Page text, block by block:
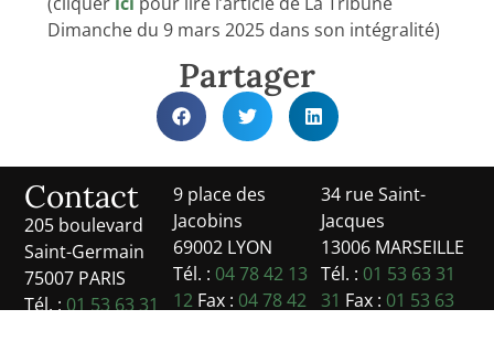
Dimanche du 9 mars 2025 dans son intégralité)
Partager
Contact
205 boulevard
Saint-Germain
75007 PARIS
Tél. :01 53 63 31
9 place des
Jacobins
69002 LYON
Tél. : 04 78 42 13
12Fax : 04 78 42
34 rue Saint-
Jacques
13006 MARSEILLE
Tél. : 01 53 63 31
31 Fax : 01 53 63